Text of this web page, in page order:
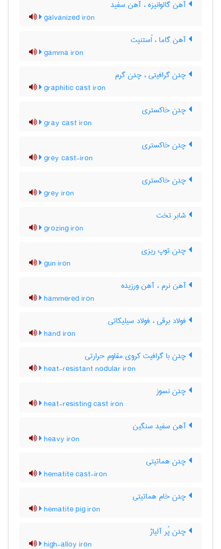
آهن گالوانیزه ، آهن سفید
galvanized iron
آهن گاما ، اُستنیت
gamma iron
چدن گرافیتی ، چدن گرم
graphitic cast iron
چدن خاکستری
gray cast iron
چدن خاکستری
grey cast-iron
چدن خاکستری
grey iron
شابر تخت
grozing iron
چدن توپ ریزی
gun iron
آهن نرم ، آهن ورزیده
hammered iron
فولاد برقی ، فولاد سیلیکاتی
hand iron
چدن با گرافیت کروی مقاوم حرارتی
heat-resistant nodular iron
چدن نسوز
heat-resisting cast iron
آهن سفید سنگین
heavy iron
چدن هماتیتی
hematite cast-iron
چدن خام هماتیتی
hematite pig iron
چدن پُر آلیاژ
high-alloy iron